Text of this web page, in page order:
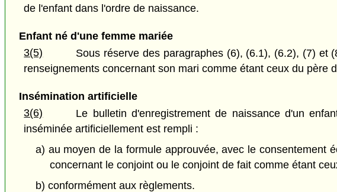
de l'enfant dans l'ordre de naissance.
Enfant né d'une femme mariée
3(5)
Sous réserve des paragraphes (6), (6.1), (6.2), (7) et
renseignements concernant son mari comme étant ceux du père
Insémination artificielle
3(6)
Le bulletin d'enregistrement de naissance d'un
inséminée artificiellement est rempli :
a) au moyen de la formule approuvée, avec le consentement
concernant le conjoint ou le conjoint de fait comme étant
b) conformément aux règlements.